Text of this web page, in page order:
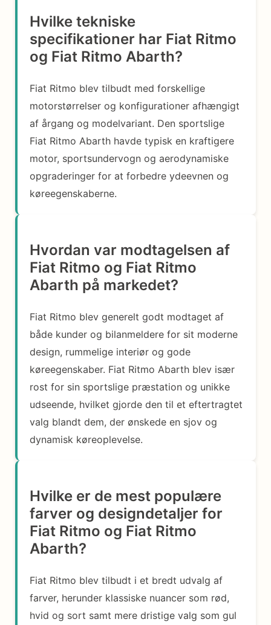
Hvilke tekniske
specifikationer har Fiat Ritmo
og Fiat Ritmo Abarth?
Fiat Ritmo blev tilbudt med forskellige
motorstørrelser og konfigurationer afhængigt
af årgang og modelvariant. Den sportslige
Fiat Ritmo Abarth havde typisk en kraftigere
motor, sportsundervogn og aerodynamiske
opgraderinger for at forbedre ydeevnen og
køreegenskaberne.
Hvordan var modtagelsen af
Fiat Ritmo og Fiat Ritmo
Abarth på markedet?
Fiat Ritmo blev generelt godt modtaget af
både kunder og bilanmeldere for sit moderne
design, rummelige interiør og gode
køreegenskaber. Fiat Ritmo Abarth blev især
rost for sin sportslige præstation og unikke
udseende, hvilket gjorde den til et eftertragtet
valg blandt dem, der ønskede en sjov og
dynamisk køreoplevelse.
Hvilke er de mest populære
farver og designdetaljer for
Fiat Ritmo og Fiat Ritmo
Abarth?
Fiat Ritmo blev tilbudt i et bredt udvalg af
farver, herunder klassiske nuancer som rød,
hvid og sort samt mere dristige valg som gul